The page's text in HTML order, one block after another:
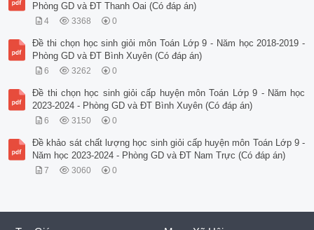
Phòng GD và ĐT Thanh Oai (Có đáp án)
4 3368 0
Đề thi chọn học sinh giỏi môn Toán Lớp 9 - Năm học 2018-2019 -
Phòng GD và ĐT Bình Xuyên (Có đáp án)
6 3262 0
Đề thi chọn học sinh giỏi cấp huyện môn Toán Lớp 9 - Năm học
2023-2024 - Phòng GD và ĐT Bình Xuyên (Có đáp án)
6 3150 0
Đề khảo sát chất lượng học sinh giỏi cấp huyện môn Toán Lớp 9 -
Năm học 2023-2024 - Phòng GD và ĐT Nam Trực (Có đáp án)
7 3060 0